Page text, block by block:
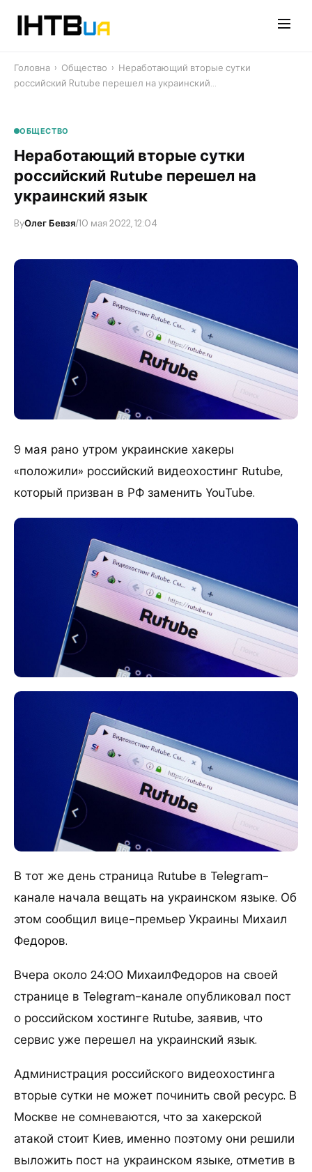
Головна › Общество › ​Неработающий вторые сутки
российский Rutube перешел на украинский…
ОБЩЕСТВО
​Неработающий вторые сутки
российский Rutube перешел на
украинский язык
ByОлег Бевзя/10 мая 2022, 12:04
9 мая рано утром украинские хакеры
«положили» российский видеохостинг Rutube,
который призван в РФ заменить YouTube.
В тот же день страница Rutube в Telegram-
канале начала вещать на украинском языке. Об
этом сообщил вице-премьер Украины Михаил
Федоров.
Вчера около 24:00 МихаилФедоров на своей
странице в Telegram-канале опубликовал пост
о российском хостинге Rutube, заявив, что
сервис уже перешел на украинский язык.
Администрация российского видеохостинга
вторые сутки не может починить свой ресурс. В
Москве не сомневаются, что за хакерской
атакой стоит Киев, именно поэтому они решили
выложить пост на украинском языке, отметив в